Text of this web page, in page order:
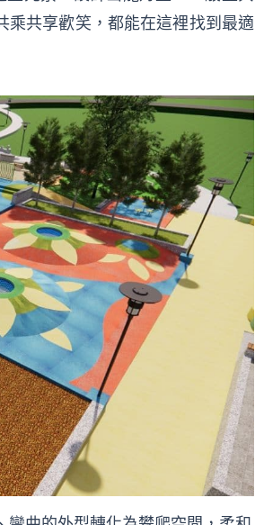
乘共享歡笑，都能在這裡找到最適